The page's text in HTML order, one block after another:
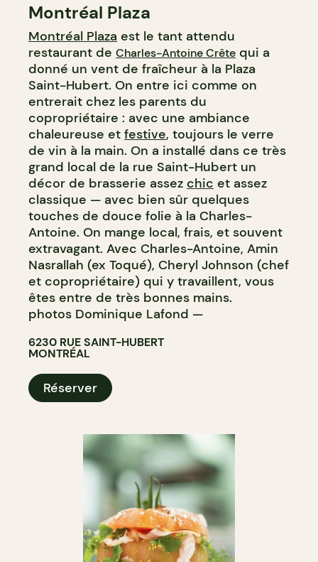
Montréal Plaza
Montréal Plaza est le tant attendu
restaurant de Charles-Antoine Crête qui a
donné un vent de fraîcheur à la Plaza
Saint-Hubert. On entre ici comme on
entrerait chez les parents du
copropriétaire : avec une ambiance
chaleureuse et festive, toujours le verre
de vin à la main. On a installé dans ce très
grand local de la rue Saint-Hubert un
décor de brasserie assez chic et assez
classique — avec bien sûr quelques
touches de douce folie à la Charles-
Antoine. On mange local, frais, et souvent
extravagant. Avec Charles-Antoine, Amin
Nasrallah (ex Toqué), Cheryl Johnson (chef
et copropriétaire) qui y travaillent, vous
êtes entre de très bonnes mains.
photos Dominique Lafond —
6230 RUE SAINT-HUBERT
MONTRÉAL
Réserver